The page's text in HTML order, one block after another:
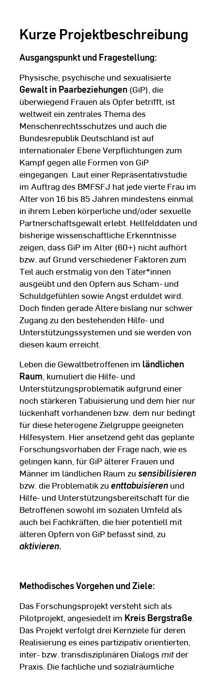
Kurze Projektbeschreibung
Ausgangspunkt und Fragestellung:
Physische, psychische und sexualisierte
Gewalt in Paarbeziehungen (GiP), die
überwiegend Frauen als Opfer betrifft, ist
weltweit ein zentrales Thema des
Menschenrechtsschutzes und auch die
Bundesrepublik Deutschland ist auf
internationaler Ebene Verpflichtungen zum
Kampf gegen alle Formen von GiP
eingegangen. Laut einer Repräsentativstudie
im Auftrag des BMFSFJ hat jede vierte Frau im
Alter von 16 bis 85 Jahren mindestens einmal
in ihrem Leben körperliche und/oder sexuelle
Partnerschaftsgewalt erlebt. Hellfelddaten und
bisherige wissenschaftliche Erkenntnisse
zeigen, dass GiP im Alter (60+) nicht aufhört
bzw. auf Grund verschiedener Faktoren zum
Teil auch erstmalig von den Täter*innen
ausgeübt und den Opfern aus Scham- und
Schuldgefühlen sowie Angst erduldet wird.
Doch finden gerade Ältere bislang nur schwer
Zugang zu den bestehenden Hilfe- und
Unterstützungssystemen und sie werden von
diesen kaum erreicht.
Leben die Gewaltbetroffenen im ländlichen
Raum , kumuliert die Hilfe- und
Unterstützungsproblematik aufgrund einer
noch stärkeren Tabuisierung und dem hier nur
lückenhaft vorhandenen bzw. dem nur bedingt
für diese heterogene Zielgruppe geeigneten
Hilfesystem. Hier ansetzend geht das geplante
Forschungsvorhaben der Frage nach, wie es
gelingen kann, für GiP älterer Frauen und
Männer im ländlichen Raum zu sensibilisieren
bzw. die Problematik zu enttabuisieren und
Hilfe- und Unterstützungsbereitschaft für die
Betroffenen sowohl im sozialen Umfeld als
auch bei Fachkräften, die hier potentiell mit
älteren Opfern von GiP befasst sind, zu
aktivieren.
Methodisches Vorgehen und Ziele:
Das Forschungsprojekt versteht sich als
Pilotprojekt, angesiedelt im Kreis Bergstraße
Das Projekt verfolgt drei Kernziele für deren
Realisierung es eines partizipativ orientierten,
inter- bzw. transdisziplinären Dialogsmitder
Praxis. Die fachliche und sozialräumliche